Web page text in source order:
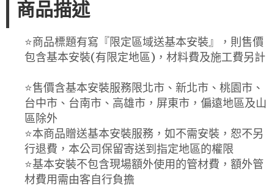
商品描述
⭐️商品標題有寫『限定區域送基本安裝』，則售價
包含基本安裝(有限定地區)，材料費及施工費另計
⭐️售價含基本安裝服務限北市、新北市、桃園市、
台中市、台南市、高雄市，屏東市，偏遠地區及山
區除外
⭐️本商品贈送基本安裝服務，如不需安裝，恕不另
行退費，本公司保留寄送到指定地區的權限
⭐️基本安裝不包含現場額外使用的管材費，額外管
材費用需由客自行負擔